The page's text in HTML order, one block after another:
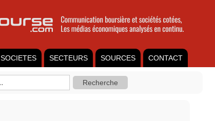
SOCIETES SECTEURS SOURCES CONTACT